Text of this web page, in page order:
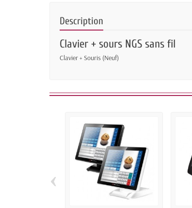
Description
Clavier + sours NGS sans fil
Clavier + Souris (Neuf)
‹